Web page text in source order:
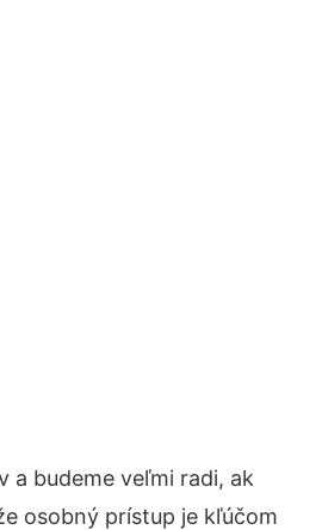
a budeme veľmi radi, ak
osobný prístup je kľúčom